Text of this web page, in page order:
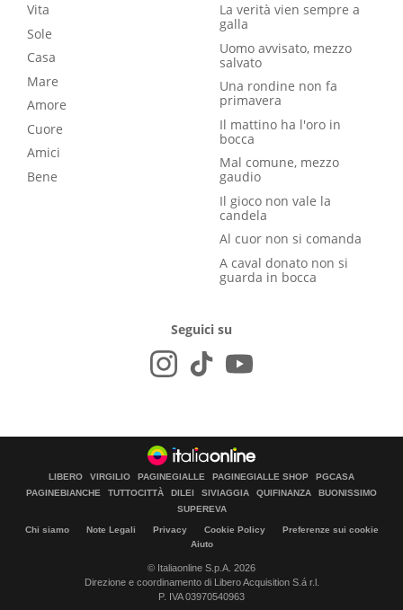
Vita
Sole
Casa
Mare
Amore
Cuore
Amici
Bene
La verità vien sempre a
galla
Uomo avvisato, mezzo
salvato
Una rondine non fa
primavera
Il mattino ha l'oro in
bocca
Mal comune, mezzo
gaudio
Il gioco non vale la
candela
Al cuor non si comanda
A caval donato non si
guarda in bocca
Seguici su
LIBERO VIRGILIO PAGINEGIALLE PAGINEGIALLE SHOP
PGCASA
PAGINEBIANCHE
TUTTOCITTÀ DILEI SIVIAGGIA QUIFINANZA
BUONISSIMO
SUPEREVA
Chi siamo Note Legali Privacy Cookie Policy
Preferenze sui cookie
Aiuto
© Italiaonline S.p.A. 2026
Direzione e coordinamento di Libero Acquisition S.á r.l.
P. IVA 03970540963